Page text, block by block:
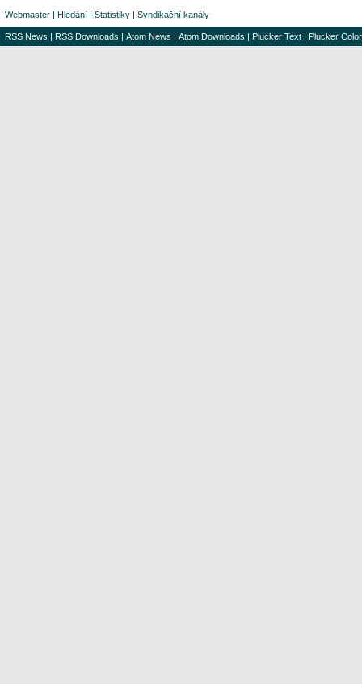
Webmaster | Hledání | Statistiky | Syndikační kanály
RSS News | RSS Downloads | Atom News | Atom Downloads | Plucker Text | Plucker Color